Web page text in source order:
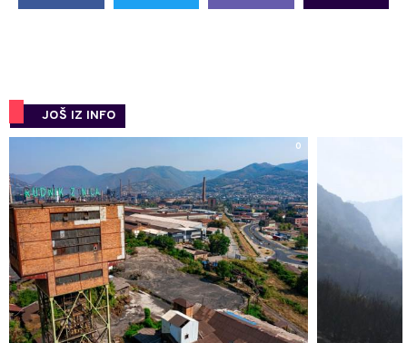
JOŠ IZ INFO
0